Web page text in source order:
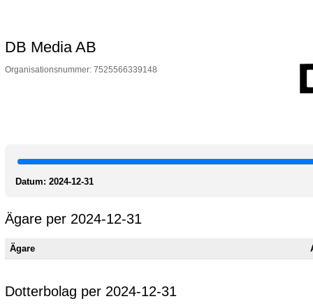
DB Media AB
Organisationsnummer: 7525566339148
Datum: 2024-12-31
Ägare per 2024-12-31
Ägare
Dotterbolag per 2024-12-31